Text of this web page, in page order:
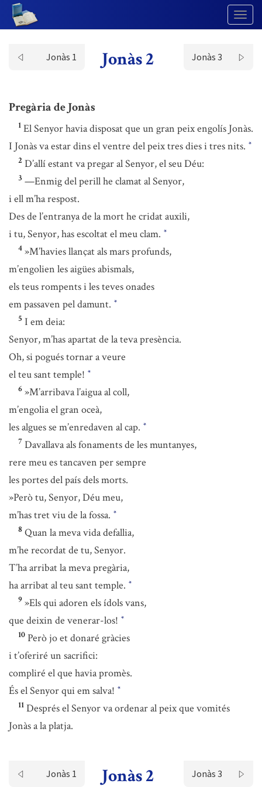
Jonàs 1 Jonàs 2 Jonàs 3
Pregària de Jonàs
1 El Senyor havia disposat que un gran peix engolís Jonàs.
I Jonàs va estar dins el ventre del peix tres dies i tres nits. *
2 D’allí estant va pregar al Senyor, el seu Déu:
3 —Enmig del perill he clamat al Senyor,
i ell m’ha respost.
Des de l’entranya de la mort he cridat auxili,
i tu, Senyor, has escoltat el meu clam. *
4 »M’havies llançat als mars profunds,
m’engolien les aigües abismals,
els teus rompents i les teves onades
em passaven pel damunt. *
5 I em deia:
Senyor, m’has apartat de la teva presència.
Oh, si pogués tornar a veure
el teu sant temple! *
6 »M’arribava l’aigua al coll,
m’engolia el gran oceà,
les algues se m’enredaven al cap. *
7 Davallava als fonaments de les muntanyes,
rere meu es tancaven per sempre
les portes del país dels morts.
»Però tu, Senyor, Déu meu,
m’has tret viu de la fossa. *
8 Quan la meva vida defallia,
m’he recordat de tu, Senyor.
T’ha arribat la meva pregària,
ha arribat al teu sant temple. *
9 »Els qui adoren els ídols vans,
que deixin de venerar-los! *
10 Però jo et donaré gràcies
i t’oferiré un sacrifici:
compliré el que havia promès.
És el Senyor qui em salva! *
11 Després el Senyor va ordenar al peix que vomités
Jonàs a la platja.
Jonàs 1 Jonàs 2 Jonàs 3